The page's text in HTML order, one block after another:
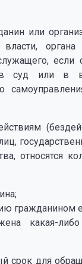
или
власти,
в суд или в
относятся
гражданином
какая-
срок для